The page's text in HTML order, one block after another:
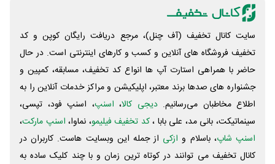
سایت کانال تخفیف (آف چنل)، مرجع دریافت رایگان کوپن و کد
تخفیف فروشگاه های آنلاین و کسب و‌ کارهای اینترنتی است. در حال
حاضر با همراهی استارت آپ ها انواع کد تخفیف، مسابقه، کمپین و
جشنواره های صدها برند معتبر، اپلیکیشن و مراکز خدمات آنلاین را به
اطلاع مخاطبان می‌رسانیم. دیجی کالا، اسنپ، اسنپ فود، تپسی،
سینماتیکت، بانی مد، علی‌ بابا ،کد تخفیف فیلیمو، نماوا، اسنپ مارکت،
اسنپ شاپ، باسلام و ازکی از جمله این وبسایت ‌هاست. کاربران در
کانال تخفیف می توانند در کوتاه ترین زمان و با چند کلیک ساده به